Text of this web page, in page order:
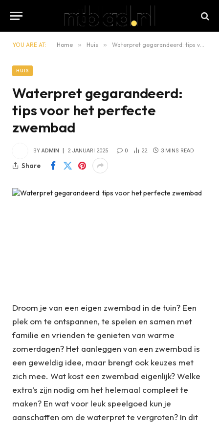
YOU ARE AT: Home » Huis » Waterpret gegarandeerd: tips voor het perfecte zwembad
HUIS
Waterpret gegarandeerd:
tips voor het perfecte
zwembad
BY ADMIN 2 JANUARI 2025 0 22 3 MINS READ
Share
Droom je van een eigen zwembad in de tuin? Een
plek om te ontspannen, te spelen en samen met
familie en vrienden te genieten van warme
zomerdagen? Het aanleggen van een zwembad is
een geweldig idee, maar brengt ook keuzes met
zich mee. Wat kost een zwembad eigenlijk? Welke
extra’s zijn nodig om het helemaal compleet te
maken? En wat voor leuk speelgoed kun je
aanschaffen om de waterpret te vergroten? In dit